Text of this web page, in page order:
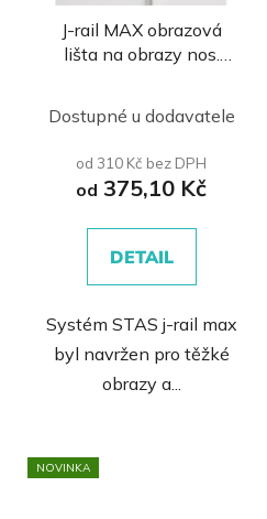
J-rail MAX obrazová
lišta na obrazy nos.
Dostupné u dodavatele
od 310 Kč bez DPH
od 375,10 Kč
DETAIL
Systém STAS j-rail max
byl navržen pro těžké
obrazy a...
NOVINKA